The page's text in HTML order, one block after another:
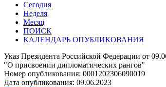
Сегодня
Неделя
Месяц
ПОИСК
КАЛЕНДАРЬ ОПУБЛИКОВАНИЯ
Указ Президента Российской Федерации от
"О присвоении дипломатических рангов"
Номер опубликования: 0001202306090019
Дата опубликования: 09.06.2023